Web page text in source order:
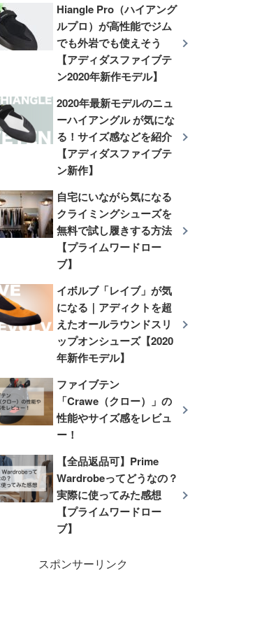
Hiangle Pro（ハイアング
ルプロ）が高性能でジム
でも外岩でも使えそう
【アディダスファイブテ
ン2020年新作モデル】
2020年最新モデルのニュ
ーハイアングル が気にな
る！サイズ感などを紹介
【アディダスファイブテ
ン新作】
自宅にいながら気になる
クライミングシューズを
無料で試し履きする方法
【プライムワードロー
ブ】
イボルブ「レイブ」が気
になる｜アディクトを超
えたオールラウンドスリ
ップオンシューズ【2020
年新作モデル】
ファイブテン
「Crawe（クロー）」の
性能やサイズ感をレビュ
ー！
【全品返品可】Prime
Wardrobeってどうなの？
実際に使ってみた感想
【プライムワードロー
ブ】
スポンサーリンク